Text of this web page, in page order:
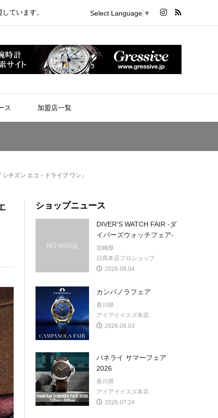
ています。 Select Language ▼
ス 加盟店一覧
チズン エコ・ドライブ ワン」
ショップニュース
DIVER’S WATCH FAIR -ダ
イバーズウォッチフェア-
宮崎県
日髙本店プロショップ
2026.08.04
カンパノラフェア
香川県
アイアイイスズ本店
2026.08.03
パネライ サマーフェア
2026
香川県
アイアイイスズ本店
2026.07.24